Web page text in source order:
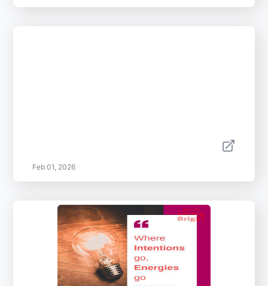
Feb 01, 2026